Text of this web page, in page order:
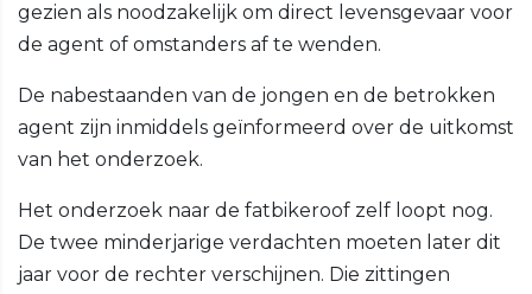
gezien als noodzakelijk om direct levensgevaar voor
de agent of omstanders af te wenden.
De nabestaanden van de jongen en de betrokken
agent zijn inmiddels geïnformeerd over de uitkomst
van het onderzoek.
Het onderzoek naar de fatbikeroof zelf loopt nog.
De twee minderjarige verdachten moeten later dit
jaar voor de rechter verschijnen. Die zittingen